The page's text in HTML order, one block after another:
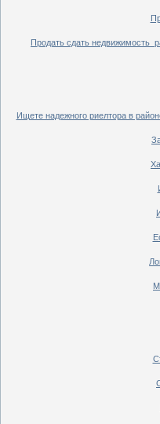
Продать сдать недвижимость
Ищете надежного риелтора в